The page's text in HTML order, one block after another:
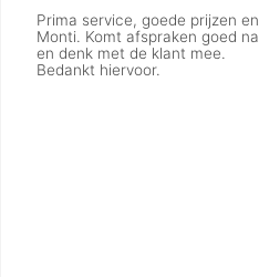
Prima service, goede prijzen en
Monti. Komt afspraken goed na
en denk met de klant mee.
Bedankt hiervoor.